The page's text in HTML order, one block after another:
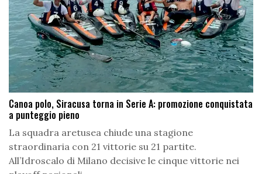
Canoa polo, Siracusa torna in Serie A: promozione conquistata
a punteggio pieno
La squadra aretusea chiude una stagione
straordinaria con 21 vittorie su 21 partite.
All’Idroscalo di Milano decisive le cinque vittorie nei